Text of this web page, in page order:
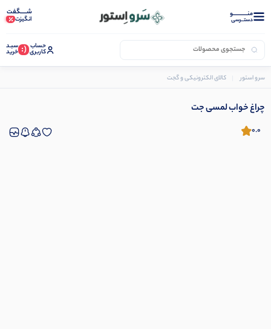
منــــــــــــو
دستــرسی
شـــــگفت
انگیزت
حساب
کاربری (: سبـد
خرید
سرو استور کالای الکترونیکی و گجت
چراغ خواب لمسی جت
0.0